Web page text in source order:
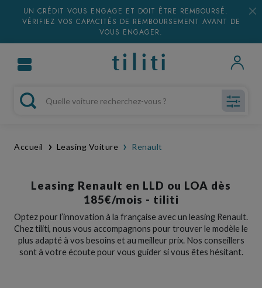
UN CRÉDIT VOUS ENGAGE ET DOIT ÊTRE REMBOURSÉ.
VÉRIFIEZ VOS CAPACITÉS DE REMBOURSEMENT AVANT DE
VOUS ENGAGER.
Accueil Leasing Voiture Renault
Leasing Renault en LLD ou LOA dès
185€/mois - tiliti
Optez pour l’innovation à la française avec un leasing Renault.
Chez tiliti, nous vous accompagnons pour trouver le modèle le
plus adapté à vos besoins et au meilleur prix. Nos conseillers
sont à votre écoute pour vous guider si vous êtes hésitant.